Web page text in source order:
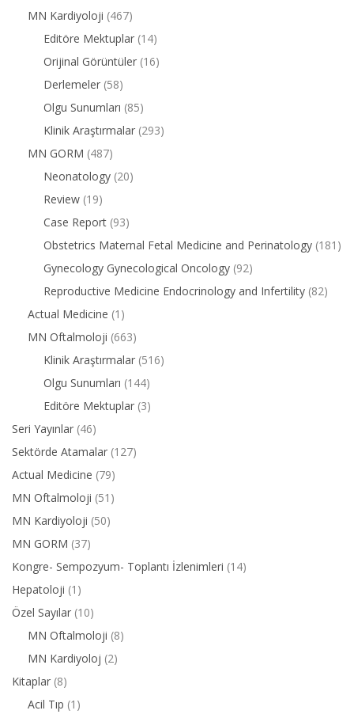
MN Kardiyoloji (467)
Editöre Mektuplar (14)
Orijinal Görüntüler (16)
Derlemeler (58)
Olgu Sunumları (85)
Klinik Araştırmalar (293)
MN GORM (487)
Neonatology (20)
Review (19)
Case Report (93)
Obstetrics Maternal Fetal Medicine and Perinatology (181)
Gynecology Gynecological Oncology (92)
Reproductive Medicine Endocrinology and Infertility (82)
Actual Medicine (1)
MN Oftalmoloji (663)
Klinik Araştırmalar (516)
Olgu Sunumları (144)
Editöre Mektuplar (3)
Seri Yayınlar (46)
Sektörde Atamalar (127)
Actual Medicine (79)
MN Oftalmoloji (51)
MN Kardiyoloji (50)
MN GORM (37)
Kongre- Sempozyum- Toplantı İzlenimleri (14)
Hepatoloji (1)
Özel Sayılar (10)
MN Oftalmoloji (8)
MN Kardiyoloj (2)
Kitaplar (8)
Acil Tıp (1)